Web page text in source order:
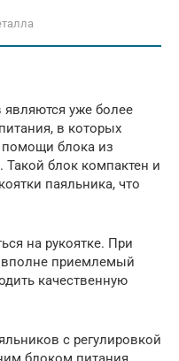
уже более
в которых
помощи блока из
блок компактен и
паяльника, что
на рукоятке. При
вполне приемлемый
качественную
с регулировкой